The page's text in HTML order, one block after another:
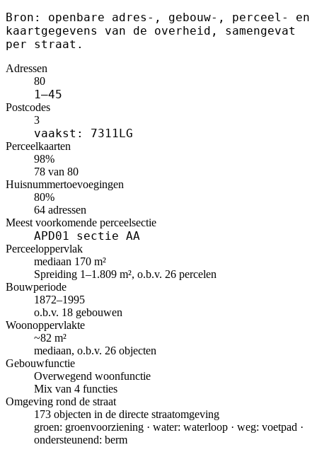
Bron: openbare adres-, gebouw-, perceel- en
kaartgegevens van de overheid, samengevat
per straat.
Adressen
80
1–45
Postcodes
3
vaakst: 7311LG
Perceelkaarten
98%
78 van 80
Huisnummertoevoegingen
80%
64 adressen
Meest voorkomende perceelsectie
APD01 sectie AA
Perceeloppervlak
mediaan 170 m²
Spreiding 1–1.809 m², o.b.v. 26 percelen
Bouwperiode
1872–1995
o.b.v. 18 gebouwen
Woonoppervlakte
~82 m²
mediaan, o.b.v. 26 objecten
Gebouwfunctie
Overwegend woonfunctie
Mix van 4 functies
Omgeving rond de straat
173 objecten in de directe straatomgeving
groen: groenvoorziening · water: waterloop · weg: voetpad ·
ondersteunend: berm